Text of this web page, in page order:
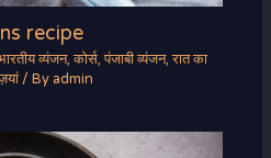
recipe
व्यंजन,कोर्स,पंजाबी व्यंजन,रात का
/ By admin